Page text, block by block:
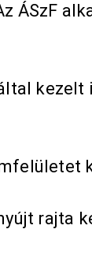
ÁSzF
rajta